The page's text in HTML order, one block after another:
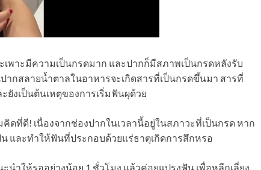
พาะมีความเป็นกรดมาก และปากก็มีสภาพเป็นกรดหลังรับ
ากสลายน้ำตาลในอาหารจะเกิดสารที่เป็นกรดขึ้นมา สารที่
ยังเป็นต้นเหตุของการเริ่มฟันผุด้วย
ดที่ดี! เนื่องจากช่องปากในเวลานี้อยู่ในสภาวะที่เป็นกรด หาก
และทำให้ฟันที่ประกอบด้วยแร่ธาตุเกิดการสึกหรอ
ำให้รออย่างน้อย 1 ชั่วโมง แล้วค่อยแปรงฟัน เพื่อหลีกเลี่ยง